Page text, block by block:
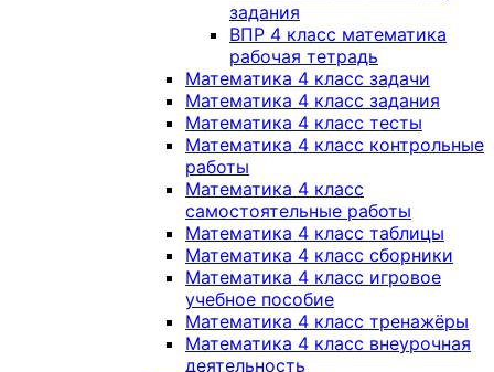
задания
ВПР 4 класс математика
рабочая тетрадь
Математика 4 класс задачи
Математика 4 класс задания
Математика 4 класс тесты
Математика 4 класс контрольные
работы
Математика 4 класс
самостоятельные работы
Математика 4 класс таблицы
Математика 4 класс сборники
Математика 4 класс игровое
учебное пособие
Математика 4 класс тренажёры
Математика 4 класс внеурочная
деятельность